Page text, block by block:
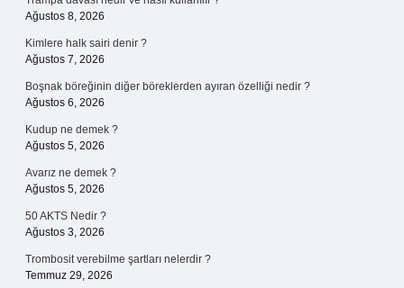
Ağustos 8, 2026
Kimlere halk sairi denir ?
Ağustos 7, 2026
Boşnak böreğinin diğer böreklerden ayıran özelliği nedir ?
Ağustos 6, 2026
Kudup ne demek ?
Ağustos 5, 2026
Avarız ne demek ?
Ağustos 5, 2026
50 AKTS Nedir ?
Ağustos 3, 2026
Trombosit verebilme şartları nelerdir ?
Temmuz 29, 2026